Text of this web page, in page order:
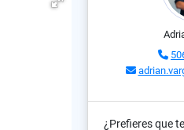
¿Prefieres que